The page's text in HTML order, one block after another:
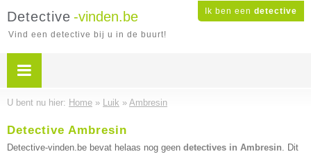
Ik ben een detective
Detective -vinden.be
Vind een detective bij u in de buurt!
U bent nu hier: Home » Luik » Ambresin
Detective Ambresin
Detective-vinden.be bevat helaas nog geen detectives in Ambresin. Dit